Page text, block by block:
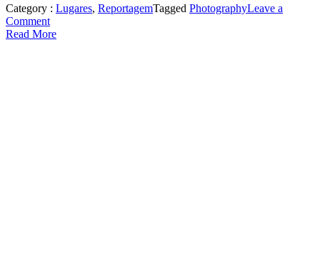
Category : Lugares, ReportagemTagged PhotographyLeave a
Commenton
Serralves
Read More